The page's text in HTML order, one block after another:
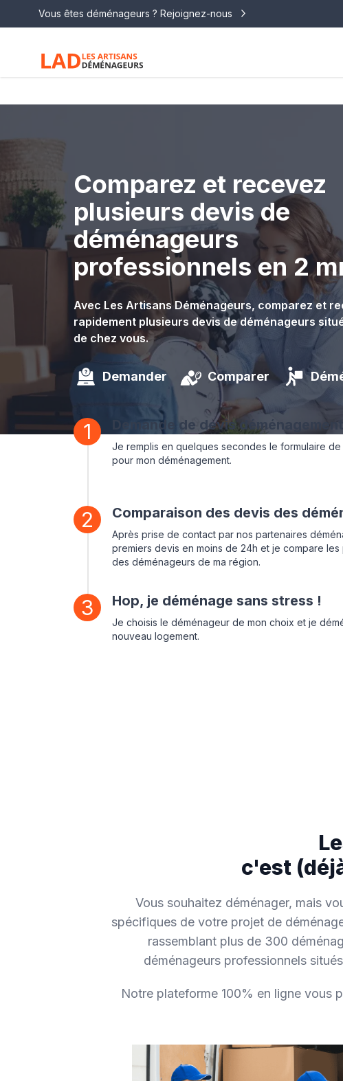
Vous êtes déménageurs ? Rejoignez-nous
Comparez et recevez
plusieurs devis de
déménageurs
professionnels en 2
Avec Les Artisans Déménageurs, comparez et
rapidement plusieurs devis de déménageurs
de chez vous.
Demander Comparer
1 Demande de devis déménagement
Je remplis en quelques secondes le formulaire
pour mon déménagement.
2 Comparaison des devis des
Après prise de contact par nos partenaires
premiers devis en moins de 24h et je compare
des déménageurs de ma région.
3 Hop, je déménage sans stress !
Je choisis le déménageur de mon choix et je
nouveau logement.
c'est
Vous souhaitez déménager, mais
spécifiques de votre projet de
rassemblant plus de 300
déménageurs professionnels
Notre plateforme 100% en ligne vous